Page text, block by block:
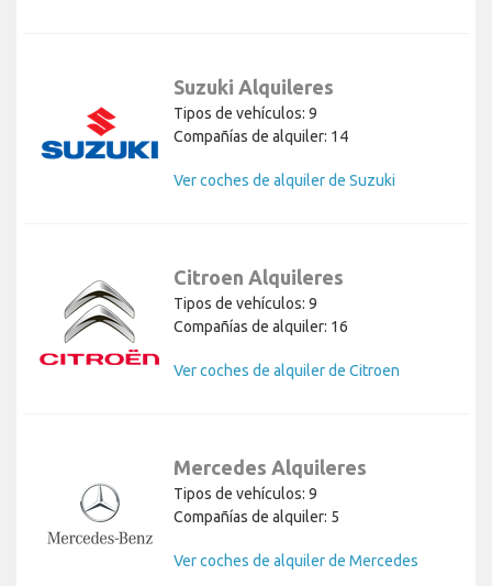
Suzuki Alquileres
Tipos de vehículos: 9
Compañías de alquiler: 14
Ver coches de alquiler de Suzuki
Citroen Alquileres
Tipos de vehículos: 9
Compañías de alquiler: 16
Ver coches de alquiler de Citroen
Mercedes Alquileres
Tipos de vehículos: 9
Compañías de alquiler: 5
Ver coches de alquiler de Mercedes